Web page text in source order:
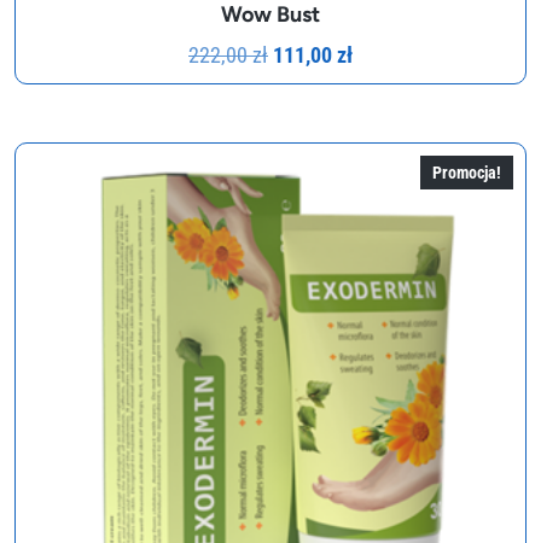
Wow Bust
222,00zł Pierwotna
cena
222,00 zł.
111,00złAktualna
cena
111,00 zł.
Promocja!